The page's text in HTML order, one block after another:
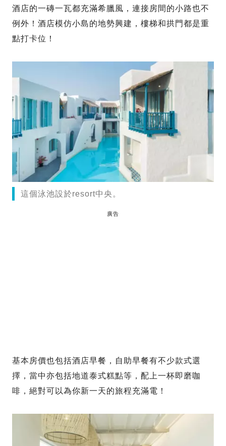
酒店的一磚一瓦都充滿希臘風，連接房間的小路也不
例外！酒店模仿小島的地勢興建，樓梯和拱門都是重
點打卡位！
這個泳池設於resort中央。
廣告
基本房價也包括酒店早餐，自助早餐有不少款式選
擇，當中亦包括地道泰式糕點等，配上一杯即磨咖
啡，絕對可以為你新一天的旅程充滿電！